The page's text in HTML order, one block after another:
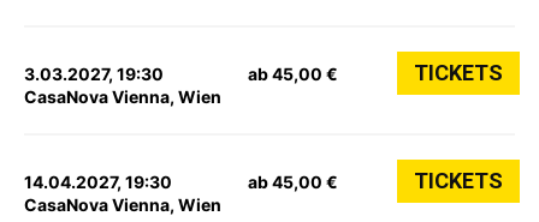
3.03.2027, 19:30
CasaNova Vienna, Wien
ab 45,00 € TICKETS
14.04.2027, 19:30
CasaNova Vienna, Wien
ab 45,00 € TICKETS